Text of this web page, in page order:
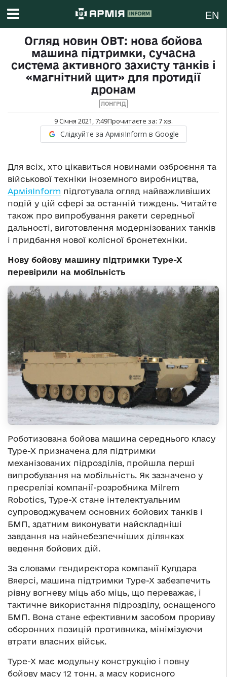
EN
Огляд новин ОВТ: нова бойова
машина підтримки, сучасна
система активного захисту танків і
«магнітний щит» для протидії
дронам
ЛОНГРІД
9 Січня 2021, 7:49Прочитаєте за: 7хв.
Слідкуйте за АрміяInform в Google
Для всіх, хто цікавиться новинами озброєння та
військової техніки іноземного виробництва,
АрміяInform підготувала огляд найважливіших
подій у цій сфері за останній тиждень. Читайте
також про випробування ракети середньої
дальності, виготовлення модернізованих танків
і придбання нової колісної бронетехніки.
Нову бойову машину підтримки Type-X
перевірили на мобільність
Роботизована бойова машина середнього класу
Type-X призначена для підтримки
механізованих підрозділів, пройшла перші
випробування на мобільність. Як зазначено у
пресрелізі компанії-розробника Milrem
Robotics, Type-X стане інтелектуальним
супроводжувачем основних бойових танків і
БМП, здатним виконувати найскладніші
завдання на найнебезпечніших ділянках
ведення бойових дій.
За словами гендиректора компанії Кулдара
Вяерсі, машина підтримки Type-X забезпечить
рівну вогневу міць або міць, що переважає, і
тактичне використання підрозділу, оснащеного
БМП. Вона стане ефективним засобом прориву
оборонних позицій противника, мінімізуючи
втрати власних військ.
Type-X має модульну конструкцію і повну
бойову масу 12 тонн, а масу корисного